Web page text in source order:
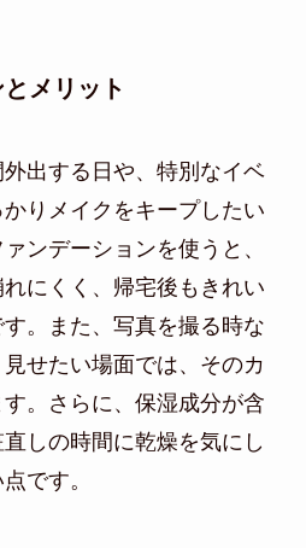
メリット
出する日や、特別なイベ
りメイクをキープしたい
ンデーションを使うと、
にくく、帰宅後もきれい
。また、写真を撮る時な
せたい場面では、そのカ
。さらに、保湿成分が含
しの時間に乾燥を気にし
です。